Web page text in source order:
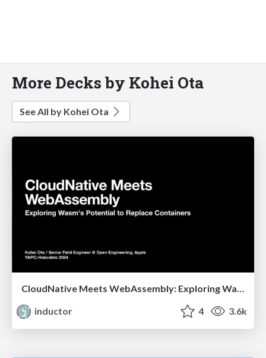
More Decks by Kohei Ota
See All by Kohei Ota
CloudNative Meets WebAssembly: Exploring Wasm's Potential to Replace Containers
inductor
4 3.6k